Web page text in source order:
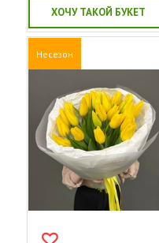
ХОЧУ ТАКОЙ БУКЕТ
Несезон